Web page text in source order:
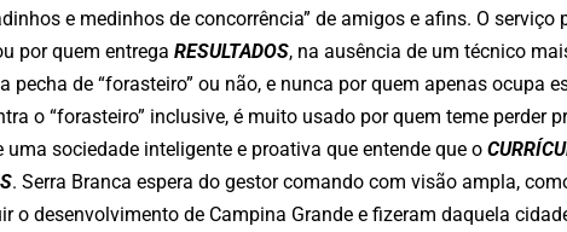
e medinhos de concorrência” de amigos e afins. O serviço
por quem entrega RESULTADOS, na ausência de um técnico
de “forasteiro” ou não, e nunca por quem apenas ocupa
o “forasteiro” inclusive, é muito usado por quem teme perder
sociedade inteligente e proativa que entende que o
. Serra Branca espera do gestor comando com visão ampla,
o desenvolvimento de Campina Grande e fizeram daquela